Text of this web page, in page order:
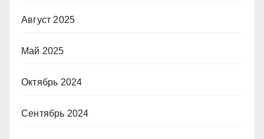
Август 2025
Май 2025
Октябрь 2024
Сентябрь 2024